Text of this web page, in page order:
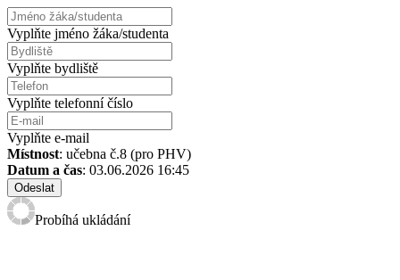
Vyplňte jméno žáka/studenta
Vyplňte bydliště
Vyplňte telefonní číslo
Vyplňte e-mail
Místnost: učebna č.8 (pro PHV)
Datum a čas: 03.06.2026 16:45
Odeslat
Probíhá ukládání